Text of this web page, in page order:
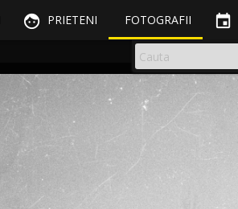
 PRIETENI FOTOGRAFII 